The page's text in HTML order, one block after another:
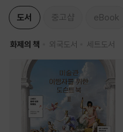
도서 중고샵 eBook
화제의 책 외국도서 세트도서